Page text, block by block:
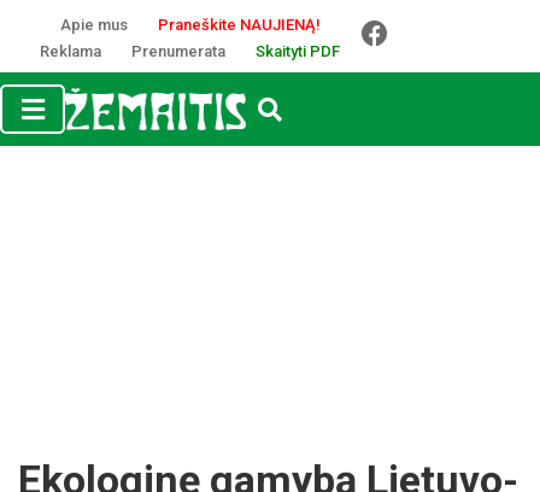
Apie mus
Praneškite NAUJIENĄ!
Reklama
Prenumerata Skaityti PDF
Eko­lo­ginę ga­mybą Lie­tu­vo­